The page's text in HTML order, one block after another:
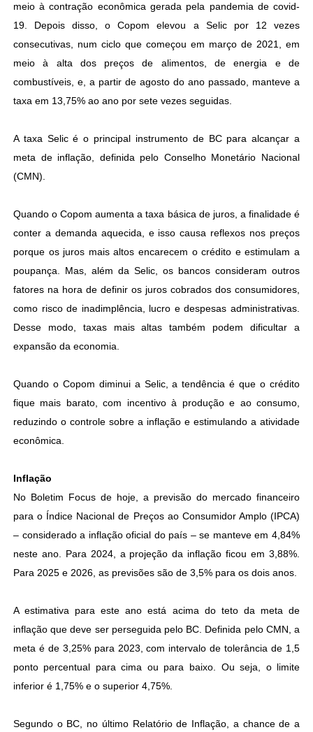
meio à contração econômica gerada pela pandemia de covid-
19. Depois disso, o Copom elevou a Selic por 12 vezes
consecutivas, num ciclo que começou em março de 2021, em
meio à alta dos preços de alimentos, de energia e de
combustíveis, e, a partir de agosto do ano passado, manteve a
taxa em 13,75% ao ano por sete vezes seguidas.
A taxa Selic é o principal instrumento de BC para alcançar a
meta de inflação, definida pelo Conselho Monetário Nacional
(CMN).
Quando o Copom aumenta a taxa básica de juros, a finalidade é
conter a demanda aquecida, e isso causa reflexos nos preços
porque os juros mais altos encarecem o crédito e estimulam a
poupança. Mas, além da Selic, os bancos consideram outros
fatores na hora de definir os juros cobrados dos consumidores,
como risco de inadimplência, lucro e despesas administrativas.
Desse modo, taxas mais altas também podem dificultar a
expansão da economia.
Quando o Copom diminui a Selic, a tendência é que o crédito
fique mais barato, com incentivo à produção e ao consumo,
reduzindo o controle sobre a inflação e estimulando a atividade
econômica.
Inflação
No Boletim Focus de hoje, a previsão do mercado financeiro
para o Índice Nacional de Preços ao Consumidor Amplo (IPCA)
– considerado a inflação oficial do país – se manteve em 4,84%
neste ano. Para 2024, a projeção da inflação ficou em 3,88%.
Para 2025 e 2026, as previsões são de 3,5% para os dois anos.
A estimativa para este ano está acima do teto da meta de
inflação que deve ser perseguida pelo BC. Definida pelo CMN, a
meta é de 3,25% para 2023, com intervalo de tolerância de 1,5
ponto percentual para cima ou para baixo. Ou seja, o limite
inferior é 1,75% e o superior 4,75%.
Segundo o BC, no último Relatório de Inflação, a chance de a